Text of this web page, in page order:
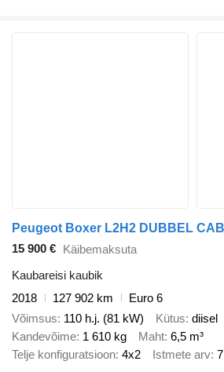
15 900 € Käibemaksuta
Kaubareisi kaubik
2018
127 902 km
Euro 6
Võimsus 110 h.j. (81 kW) Kütus diisel
Kandevõime 1 610 kg Maht 6,5 m³
Telje konfiguratsioon 4x2 Istmete arv 7